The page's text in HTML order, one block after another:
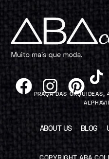
PRAÇA DAS
ABOUT US BLOG